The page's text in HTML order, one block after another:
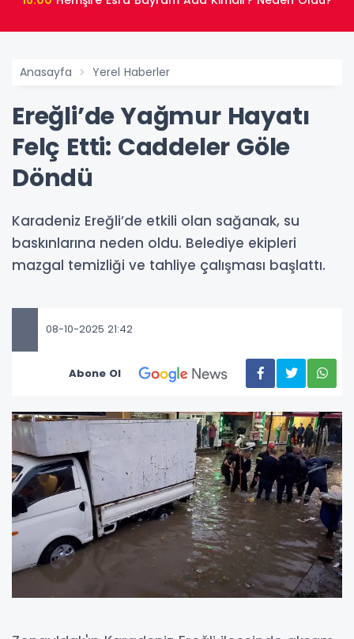
Anasayfa Yerel Haberler
Ereğli’de Yağmur Hayatı
Felç Etti: Caddeler Göle
Döndü
Karadeniz Ereğli’de etkili olan sağanak, su
baskınlarına neden oldu. Belediye ekipleri
mazgal temizliği ve tahliye çalışması başlattı.
08-10-2025 21:42
Abone Ol